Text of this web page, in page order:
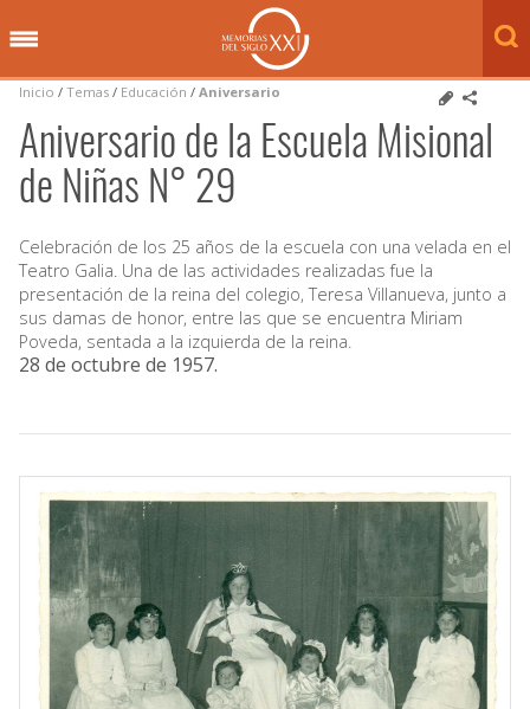
Inicio / Temas / Educación / Aniversario
Aniversario de la Escuela Misional
de Niñas N° 29
Celebración de los 25 años de la escuela con una velada en el
Teatro Galia. Una de las actividades realizadas fue la
presentación de la reina del colegio, Teresa Villanueva, junto a
sus damas de honor, entre las que se encuentra Miriam
Poveda, sentada a la izquierda de la reina.
28 de octubre de 1957.